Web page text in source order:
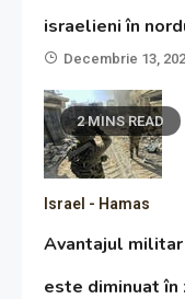
israelieni în
Decembrie 13,
2 MINS READ
Israel - Hamas
Avantajul
este diminuat